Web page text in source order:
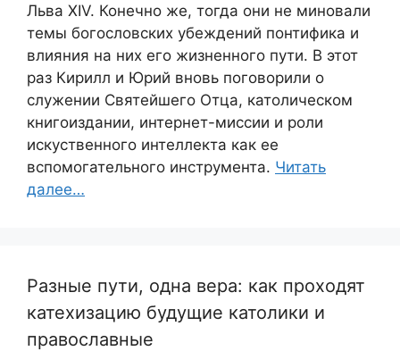
Льва XIV. Конечно же, тогда они не миновали
темы богословских убеждений понтифика и
влияния на них его жизненного пути. В этот
раз Кирилл и Юрий вновь поговорили о
служении Святейшего Отца, католическом
книгоиздании, интернет-миссии и роли
искуственного интеллекта как ее
вспомогательного инструмента. Читать
далее…
Разные пути, одна вера: как проходят
катехизацию будущие католики и
православные